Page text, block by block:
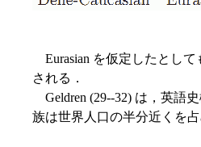
Eurasian を仮定したとし
される．
Geldren (29--32) は，英語
族は世界人口の半分近くを占